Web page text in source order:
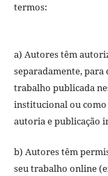
termos:
a) Autores têm
separadamente,
trabalho publicada
institucional ou
autoria e publicação
b) Autores têm
seu trabalho online